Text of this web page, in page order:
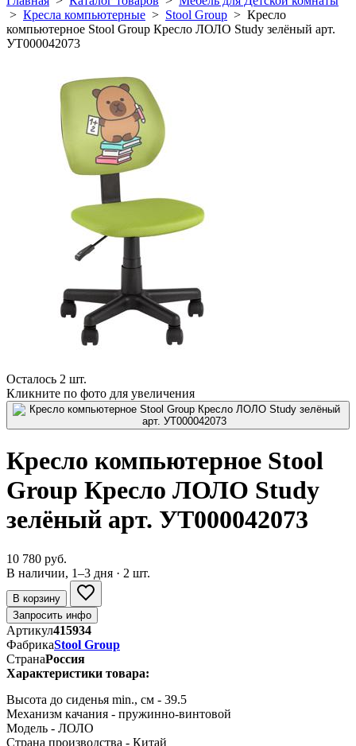
> Кресла компьютерные > Stool Group > Кресло
компьютерное Stool Group Кресло ЛОЛО Study зелёный арт.
УТ000042073
Осталось 2 шт.
Кликните по фото для увеличения
Кресло компьютерное Stool
Group Кресло ЛОЛО Study
зелёный арт. УТ000042073
10 780 руб.
В наличии, 1–3 дня · 2 шт.
В корзину
Запросить инфо
Артикул415934
ФабрикаStool Group
СтранаРоссия
Характеристики товара:
Высота до сиденья min., см - 39.5
Механизм качания - пружинно-винтовой
Модель - ЛОЛО
Страна производства - Китай